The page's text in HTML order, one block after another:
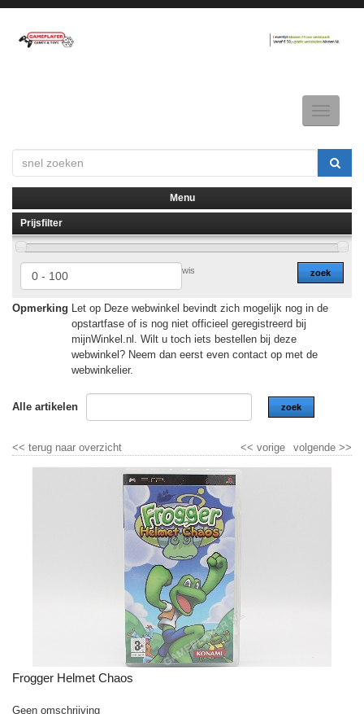
Toggle
▼
▼
Menu
Prijsfilter
zoek
wis
Opmerking Let op Deze webwinkel bevindt zich mogelijk nog in de
opstartfase of is nog niet officieel geregistreerd bij
mijnWinkel.nl. Wilt u toch iets bestellen bij deze
webwinkel? Neem dan eerst even contact op met de
webwinkelier.
Alle artikelen zoek
<< terug naar overzicht volgende >>
<< vorige
Frogger Helmet Chaos
Geen omschrijving